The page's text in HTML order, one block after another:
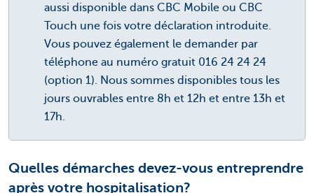
aussi disponible dans CBC Mobile ou CBC
Touch une fois votre déclaration introduite.
Vous pouvez également le demander par
téléphone au numéro gratuit 016 24 24 24
(option 1). Nous sommes disponibles tous les
jours ouvrables entre 8h et 12h et entre 13h et
17h.
Quelles démarches devez-vous entreprendre
après votre hospitalisation?